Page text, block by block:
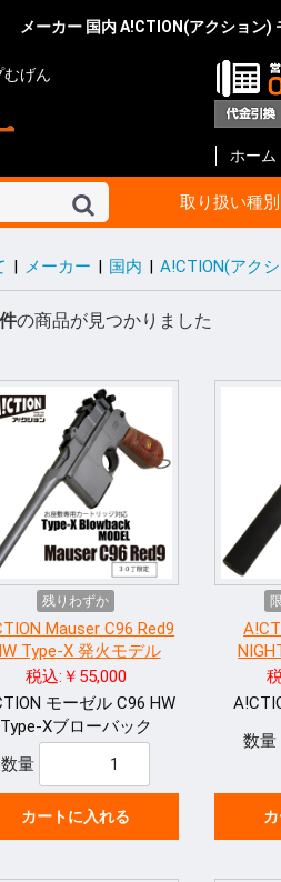
メーカー 国内 A!CTION(アクション
むげん
ホーム
取り扱い種別
東京マルイ
KSC
マルシン
タナカ
マルゼン
ハートフォ
クラフト ア
KTW
タニオ・コ
BATON
BWC
ショウエイ
エラン
A!CTION(ア
KM企画
キャロムシ
パンドラ ア
R.C.C.
ガンショッ
ガンスミス
ト
メディコム
ファインケ
オプション
G-Force
Carbon8
HoneyBee
エス・ツー
ET-1
プロテック
イースト.A
ライラクス
モッジ
ノーベルア
マックジャ
M W グレネ
フリーダム
ライト
CーTec
ファイアフ
TOP
宮川ゴム
レザーアー
ZEKE
GAW
ガンスミス
国内メーカ
GUARDER
Guns
COW COW
ROBIN
Anvil
Vector
Bomber
WE-Tech
ENIGMA
NOVA
Prime
RA-Tech
KJ Works
BOLT
G&G
VFC
UMaREX
AIP
Ready
NeBula
Airsoft
T8 Airsoft
Shooter’s
W I I Tech
Ace-1 Arms
ACETECH
AABB
C&C tac
SAPH
ANGRY
AMOMAX /
FMA
海外メーカ
品 コルト
ベレッタ
スミス&ウ
グロック
HOGUE
PACHMAYR
ALTAMONT
VZ Grips
LINVILLE
LOK Grips
CERUS
MAGPUL
Birchwood
HKS
実銃用品メ
他
ブローバック マシンピスト
SMG ライフル
リボルバ
他
次世代
ハイサイクル
ン
SMG
ハンドガン
コッキング
ーライフル SMG
ガスガン
ルガン リボルバ
ガン オート
ガン 長物
デルガン
モデルガン
用銃(販売登録品)
トガン
電動ガン
GBB ライフル
GBB ハンドガン
エアガン
ードランチャ
ード弾
ガンアクセサリー
ガンアクセサリー
ガンアクセサリー
ルガンアクセサリ
クセサリー(純正)
ガンスペアマガジ
ガンスペアマガジ
ガンスペアマガジ
ルガンスペアマガ
プ オートマチ
リボルバー用
ップ(実銃用) その他
Altamont
HOGUE
Pachmayr
BERETTA
スタムパーツ マルイ 1911
マルイ
アウターバレ
スタムパーツ マルイ 1911
マルイ
ゴムパッキン
ガスガン用
電動ガン用
エアーガン用
テールアップパー
リー・充電器
ガン用 カスタムパ
カート
ルガン カスタムパ
ドットサイト
スコープ
周辺
ンサー
・レーザー
サー
スター(革)
スター(樹脂)
スター(ナイロン) オートマチッ
リボルバー
その他
類
類
ナンス
ガス BB弾
仕上げ
クセサリー
ティング用品
タンド
クション
未満用
未満用品
ムガン ガスブロー
モデルガン
アクセサリー
モデルガン
エアーソフ
| メーカー | 国内 | A!CTION(アク
の商品が見つかりました
残りわずか
Mauser C96 Red9
Type-X 発火モデル
税込:￥55,000
モーゼル C96 HW
Type-Xブローバック
数量
カートに入れる
数量